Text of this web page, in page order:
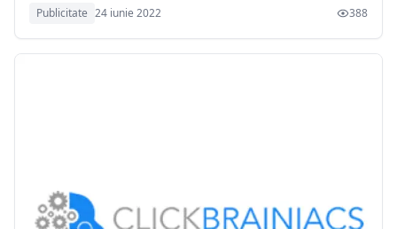
Publicitate 24 iunie 2022 388